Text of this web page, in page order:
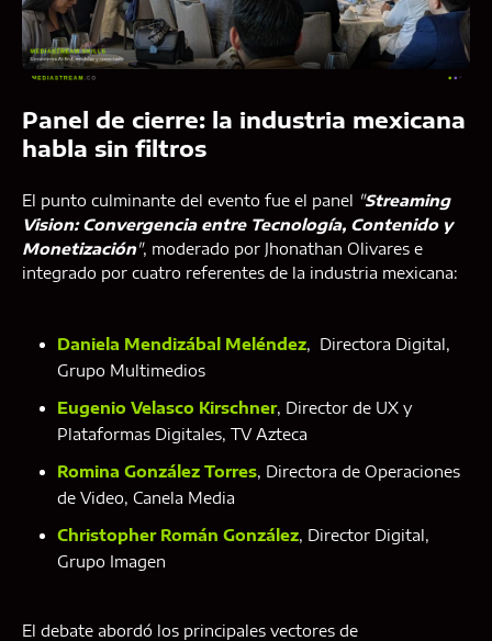
Panel de cierre: la industria mexicana
habla sin filtros
El punto culminante del evento fue el panel "Streaming
Vision: Convergencia entre Tecnología, Contenido y
Monetización", moderado por Jhonathan Olivares e
integrado por cuatro referentes de la industria mexicana:
Daniela Mendizábal Meléndez, Directora Digital,
Grupo Multimedios
Eugenio Velasco Kirschner, Director de UX y
Plataformas Digitales, TV Azteca
Romina González Torres, Directora de Operaciones
de Video, Canela Media
Christopher Román González, Director Digital,
Grupo Imagen
El debate abordó los principales vectores de